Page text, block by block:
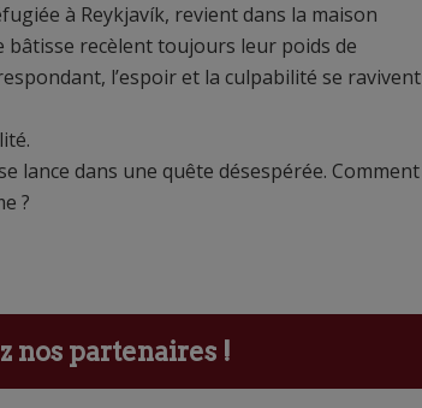
à Reykjavík, revient dans la maison
bâtisse recèlent toujours leur poids de
l’espoir et la culpabilité se ravivent
lance dans une quête désespérée. Comment
?
nos partenaires !